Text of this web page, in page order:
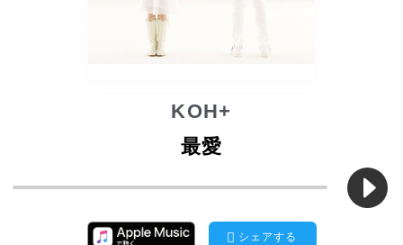
KOH+
最愛
シェアする